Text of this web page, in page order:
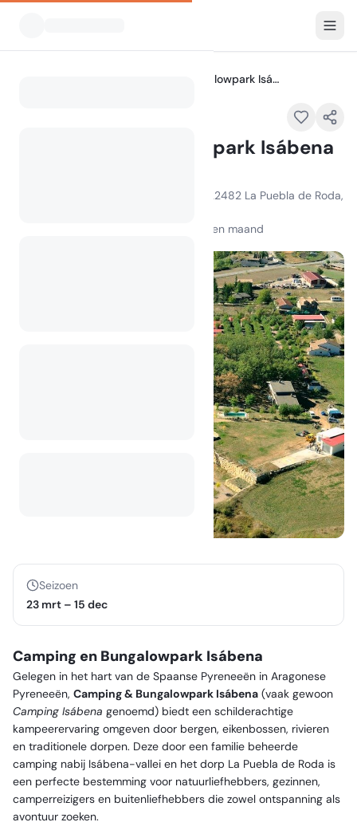
Camping & Bungalowpark Isábena
Camping & Bungalowpark Isábena
Ctra. Graus-Viella, Puebla R, km 27, 22482 La Puebla de Roda,
weergaven in de afgelopen maand
Seizoen
23 mrt – 15 dec
Camping en Bungalowpark Isábena
Gelegen in het hart van de Spaanse Pyreneeën in Aragonese
Pyreneeën, Camping & Bungalowpark Isábena (vaak gewoon
Camping Isábena genoemd) biedt een schilderachtige
kampeerervaring omgeven door bergen, eikenbossen, rivieren
en traditionele dorpen. Deze door een familie beheerde
camping nabij Isábena-vallei en het dorp La Puebla de Roda is
een perfecte bestemming voor natuurliefhebbers, gezinnen,
camperreizigers en buitenliefhebbers die zowel ontspanning als
avontuur zoeken.